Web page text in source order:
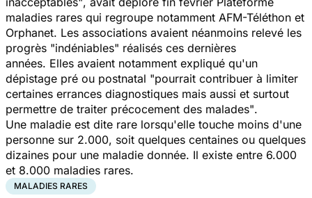
maladies rares qui regroupe notamment AFM-Téléthon et
Orphanet. Les associations avaient néanmoins relevé les
progrès "indéniables" réalisés ces dernières
années. Elles avaient notamment expliqué qu'un
dépistage pré ou postnatal "pourrait contribuer à limiter
certaines errances diagnostiques mais aussi et surtout
permettre de traiter précocement des malades".
Une maladie est dite rare lorsqu'elle touche moins d'une
personne sur 2.000, soit quelques centaines ou quelques
dizaines pour une maladie donnée. Il existe entre 6.000
et 8.000 maladies rares.
MALADIES RARES